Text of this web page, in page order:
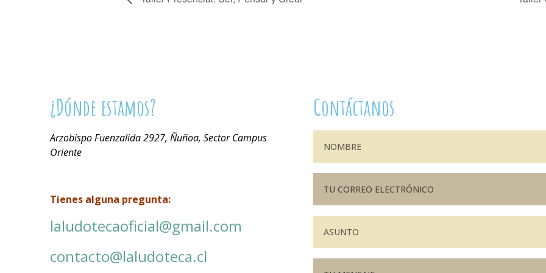
¿Dónde estamos?
Arzobispo Fuenzalida 2927, Ñuñoa, Sector Campus
Oriente
Tienes alguna pregunta:
laludotecaoficial@gmail.com
contacto@laludoteca.cl
Contáctanos